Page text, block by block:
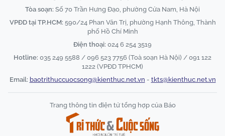
Tòa soạn: Số 70 Trần Hưng Đạo, phường Cửa Nam, Hà Nội
VPĐD tại TP.HCM: 590/24 Phan Văn Trị, phường Hạnh Thông, Thành
phố Hồ Chí Minh
Điện thoại: 024 6 254 3519
Hotline: 035 249 5588 / 096 523 7756 (Toà soạn Hà Nội) / 091 122
1222 (VPĐD TPHCM)
Email: baotrithuccuocsong@kienthuc.net.vn - tkts@kienthuc.net.vn
Trang thông tin điện tử tổng hợp của Báo